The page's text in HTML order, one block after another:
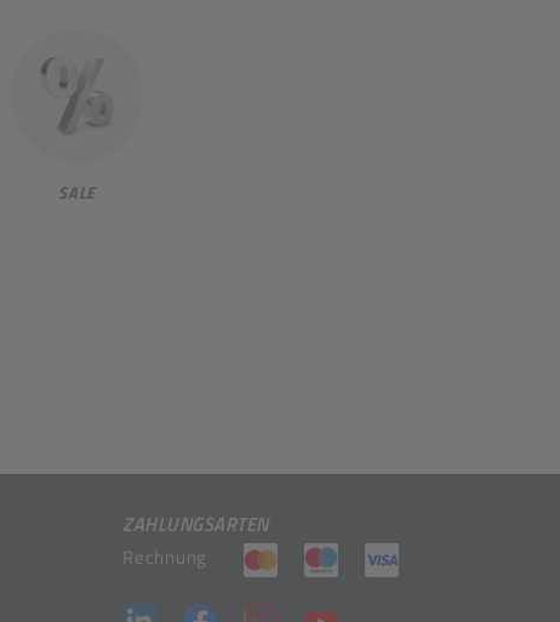
SALE
ZAHLUNGSARTEN
Rechnung (öffnet in neuem Tab)
(öffnet in neuem Tab)
(öffnet in neuem